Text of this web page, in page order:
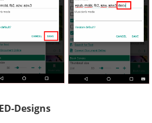
Designs